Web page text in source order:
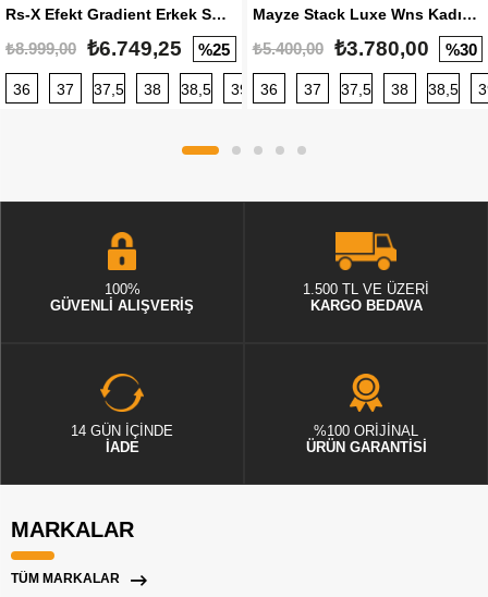
Rs-X Efekt Gradient Erkek Sneaker
₺8.999,00 ₺6.749,25 %25
36 37 37,5 38 38,5 39 40 40,5 41 42 42,5
Mayze Stack Luxe Wns Kadın Sneaker
₺5.400,00 ₺3.780,00 %30
36 37 37,5 38 38,5
100%
GÜVENLİ ALIŞVERİŞ
1.500 TL VE ÜZERİ
KARGO BEDAVA
14 GÜN İÇİNDE
İADE
%100 ORİJİNAL
ÜRÜN GARANTİSİ
MARKALAR
TÜM MARKALAR